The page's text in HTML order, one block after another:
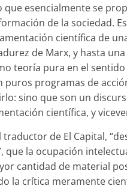
que esencialmente se
de la sociedad.
científica de
de Marx, y hasta
teoría pura en el
programas de
sino que son un
científica, y
traductor de El Capital,
que la ocupación
cantidad de material
la crítica meramente